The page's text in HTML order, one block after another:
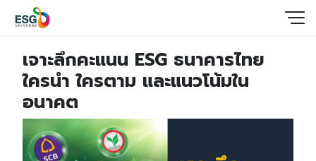
เจาะลึกคะแนน ESG ธนาคารไทย
ใครนำ ใครตาม และแนวโน้มใน
อนาคต